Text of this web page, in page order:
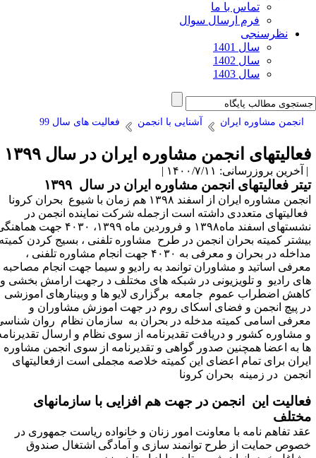
تماس با ما
فرم ارسال سوال
نظرسنجی
سال 1401
سال 1402
سال 1403
انجمن مشاوره ایران آشنایی با انجمن فعالیت های سال 99
انجمن مشاوره ایران در سال ۱۳۹۹
بروزرسانی: ۱۴۰۰/۷/۱۱ |
فعالیتهای انجمن مشاوره ایران در سال ۱۳۹۹
انجمن مشاوره ایران از اسفند ۱۳۹۸ هم زمان با شیوع بحران کرونا
متعددی داشته است ازجمله شرکت نماینده انجمن در
نشستهای اسفند ماه۱۳۹۸ و فروردین ماه ۱۳۹۹، ۴۰۳۰ جهت هماهنگی
کمیته بحران انجمن در طرح مشاوره تلفنی ، بسیج کردن کمیته
مداخله در بحران و معرفی به ۴۰۳۰ جهت انجام مشاوره تلفنی ،
اساتید و مشاوران توانمد به رادیو و سیما جهت انجام مصاحبه
رادیو و تلویزیونی در شبکه های مختلف د رجهت ارامش بخشی و
اضطراب عموم جامعه برگزاری لایو ها و وبینارهای اموزشی
پیچ انجمن و فضای اسکای روم در جهت اموزش مشاوران و
اسامی کمیته مدخله در بحران به سازمان نظام روان شناسی
مشاوره کشور و دریافت تقدیرنامه از سوی نظام و ارسال تقدیرنامه
به اعضا همچنین صدور گواهی و تقدیرنامه از سوی انجمن مشاوره
برای تمام اعضای این کمیته خلاصه مجملی است ازفعالیتهای
در زمینه بحران کرونا
این انجمن در جهت هم افزایی با سازمانهای
تفاهم نامه با معاونت امور زنان و خانواده ریاست جمهوری در
حمایت از طرح توانمند سازی و آمادگی اشتغال صندوق